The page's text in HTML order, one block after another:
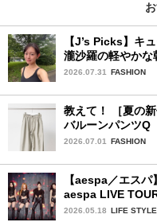
【J’s Picks】キ
瀧沙羅の軽やかな
ィーン〉
2026.07.31 FASHION
教えて！ ［夏の
バルーンパンツQ
2026.07.01 FASHION
【aespa／エス
aespa LIVE
[SPECIAL
2026.05.18 LIFE STYLE